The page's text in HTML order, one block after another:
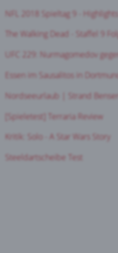
NFL 2018 Spieltag 9 -
The Walking Dead - Staffel 9
UFC 229: Nurmagomedov
Essen im Sausalitos in Dortmund
Nordseeurlaub | Strand
[Spieletest] Terraria Review
Kritik: Solo - A Star Wars Story
Steeldartscheibe Test